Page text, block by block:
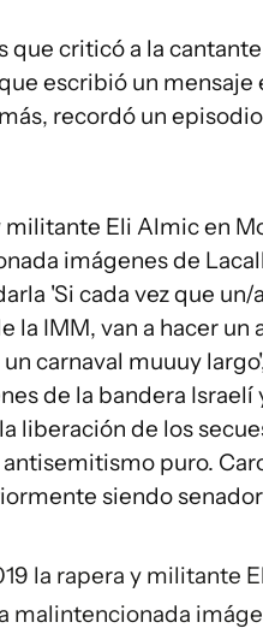
que criticó a la
escribió un mensaje
recordó un
militante Eli Almic en
imágenes de
'Si cada vez que
la IMM, van a hacer
carnaval muuuy
de la bandera
liberación de los
antisemitismo puro.
siendo
la rapera y militante
malintencionada